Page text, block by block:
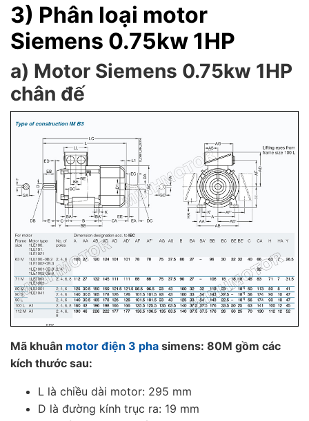
3) Phân loại motor
Siemens 0.75kw 1HP
a) Motor Siemens 0.75kw 1HP
chân đế
Mã khuân motor điện 3 pha simens: 80M gồm các
kích thước sau:
L là chiều dài motor: 295 mm
D là đường kính trục ra: 19 mm